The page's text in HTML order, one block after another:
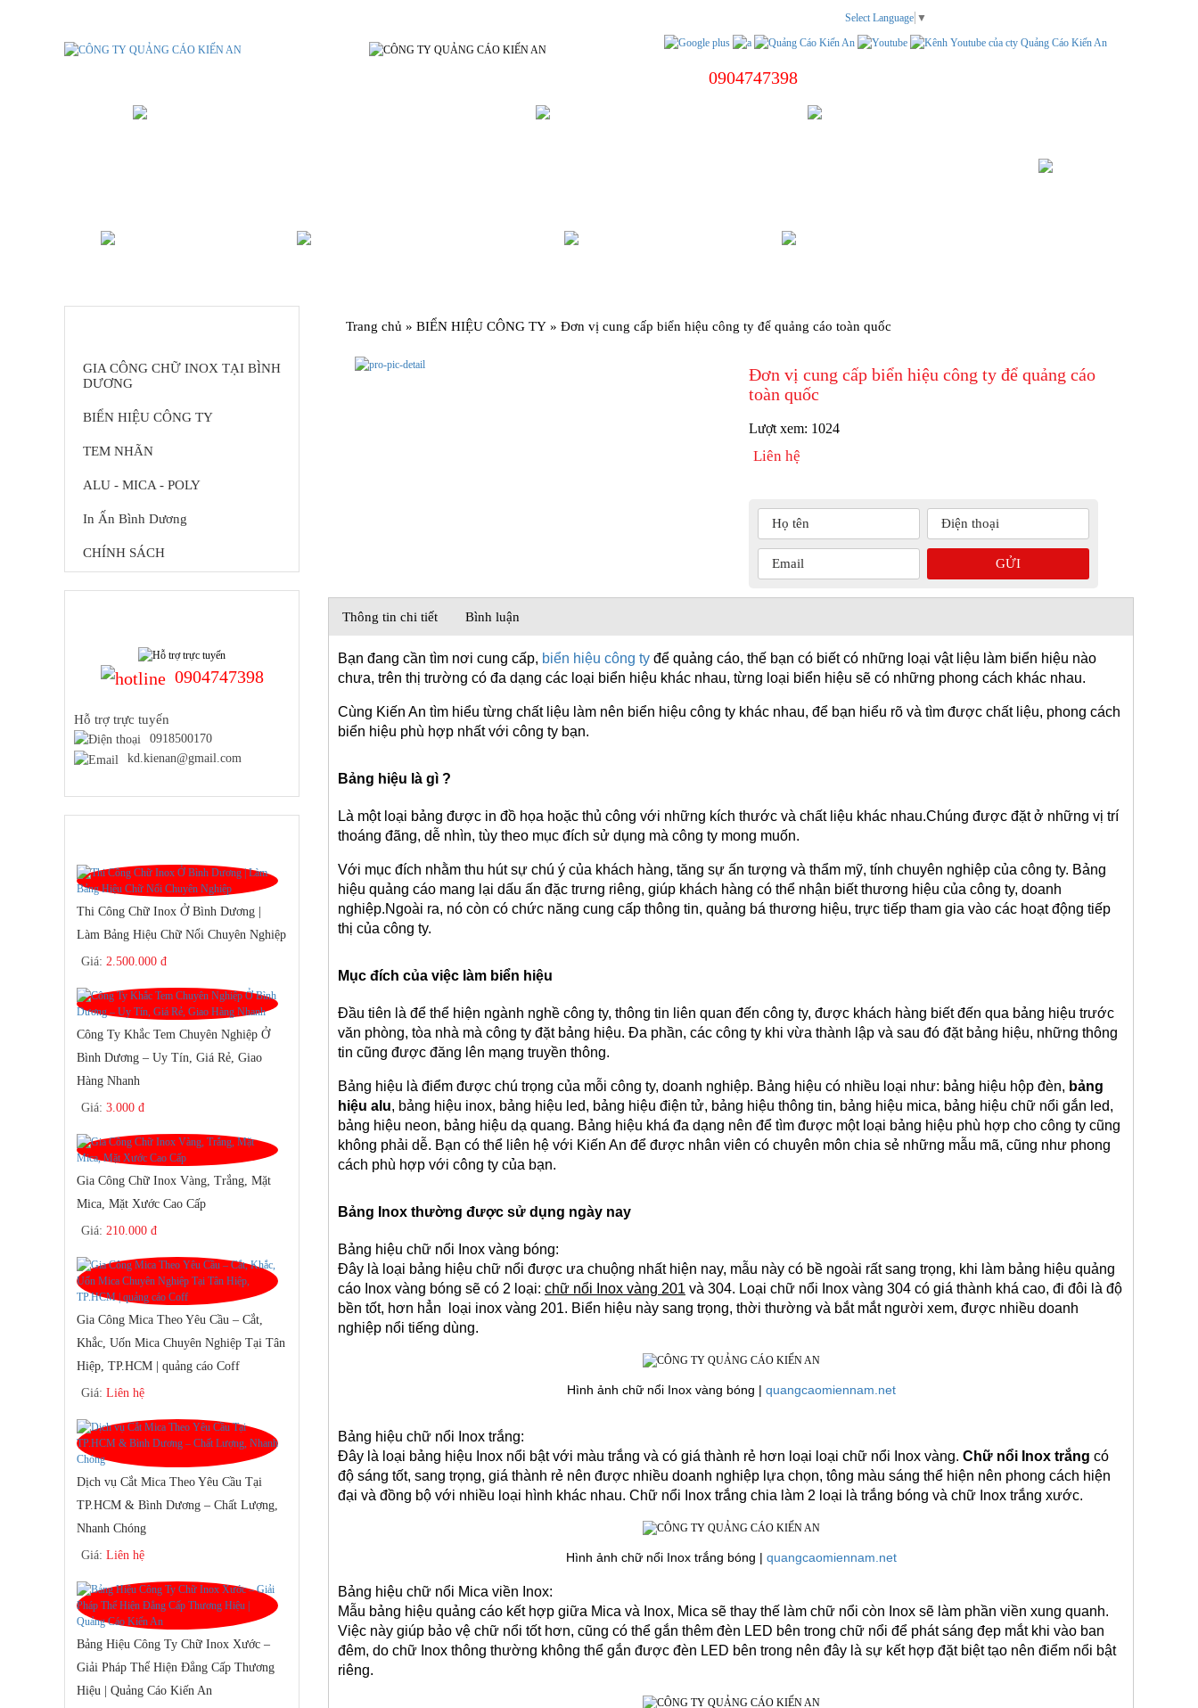
Select Language ▼
0904747398
GIA CÔNG CHỮ INOX TẠI BÌNH
DƯƠNG
BIỂN HIỆU CÔNG TY
TEM NHÃN
ALU - MICA - POLY
In Ấn Bình Dương
CHÍNH SÁCH
0904747398
Hỗ trợ trực tuyến
0918500170
kd.kienan@gmail.com
Thi Công Chữ Inox Ở Bình Dương |
Làm Bảng Hiệu Chữ Nổi Chuyên Nghiệp
Giá: 2.500.000 đ
Công Ty Khắc Tem Chuyên Nghiệp Ở
Bình Dương – Uy Tín, Giá Rẻ, Giao
Hàng Nhanh
Giá: 3.000 đ
Gia Công Chữ Inox Vàng, Trắng, Mặt
Mica, Mặt Xước Cao Cấp
Giá: 210.000 đ
Gia Công Mica Theo Yêu Cầu – Cắt,
Khắc, Uốn Mica Chuyên Nghiệp Tại Tân
Hiệp, TP.HCM | quảng cáo Coff
Giá: Liên hệ
Dịch vụ Cắt Mica Theo Yêu Cầu Tại
TP.HCM & Bình Dương – Chất Lượng,
Nhanh Chóng
Giá: Liên hệ
Bảng Hiệu Công Ty Chữ Inox Xước –
Giải Pháp Thể Hiện Đẳng Cấp Thương
Hiệu | Quảng Cáo Kiến An
Trang chủ » BIỂN HIỆU CÔNG TY » Đơn vị cung cấp biển hiệu công ty để quảng cáo toàn quốc
Đơn vị cung cấp biển hiệu công ty để quảng cáo
toàn quốc
Lượt xem: 1024
Liên hệ
Thông tin chi tiết Bình luận
Bạn đang cần tìm nơi cung cấp, biển hiệu công ty để quảng cáo, thế bạn có biết có những loại vật liệu làm biển hiệu nào
chưa, trên thị trường có đa dạng các loại biển hiệu khác nhau, từng loại biển hiệu sẽ có những phong cách khác nhau.
Cùng Kiến An tìm hiểu từng chất liệu làm nên biển hiệu công ty khác nhau, để bạn hiểu rõ và tìm được chất liệu, phong cách
biển hiệu phù hợp nhất với công ty bạn.
Bảng hiệu là gì ?
Là một loại bảng được in đồ họa hoặc thủ công với những kích thước và chất liệu khác nhau.Chúng được đặt ở những vị trí
thoáng đãng, dễ nhìn, tùy theo mục đích sử dụng mà công ty mong muốn.
Với mục đích nhằm thu hút sự chú ý của khách hàng, tăng sự ấn tượng và thẩm mỹ, tính chuyên nghiệp của công ty. Bảng
hiệu quảng cáo mang lại dấu ấn đặc trưng riêng, giúp khách hàng có thể nhận biết thương hiệu của công ty, doanh
nghiệp.Ngoài ra, nó còn có chức năng cung cấp thông tin, quảng bá thương hiệu, trực tiếp tham gia vào các hoạt động tiếp
thị của công ty.
Mục đích của việc làm biển hiệu
Đầu tiên là để thể hiện ngành nghề công ty, thông tin liên quan đến công ty, được khách hàng biết đến qua bảng hiệu trước
văn phòng, tòa nhà mà công ty đặt bảng hiệu. Đa phần, các công ty khi vừa thành lập và sau đó đặt bảng hiệu, những thông
tin cũng được đăng lên mạng truyền thông.
Bảng hiệu là điểm được chú trọng của mỗi công ty, doanh nghiệp. Bảng hiệu có nhiều loại như: bảng hiệu hộp đèn, bảng
hiệu alu, bảng hiệu inox, bảng hiệu led, bảng hiệu điện tử, bảng hiệu thông tin, bảng hiệu mica, bảng hiệu chữ nổi gắn led,
bảng hiệu neon, bảng hiệu dạ quang. Bảng hiệu khá đa dạng nên để tìm được một loại bảng hiệu phù hợp cho công ty cũng
không phải dễ. Bạn có thể liên hệ với Kiến An để được nhân viên có chuyên môn chia sẻ những mẫu mã, cũng như phong
cách phù hợp với công ty của bạn.
Bảng Inox thường được sử dụng ngày nay
Bảng hiệu chữ nổi Inox vàng bóng:
Đây là loại bảng hiệu chữ nổi được ưa chuộng nhất hiện nay, mẫu này có bề ngoài rất sang trọng, khi làm bảng hiệu quảng
cáo Inox vàng bóng sẽ có 2 loại: chữ nổi Inox vàng 201 và 304. Loại chữ nổi Inox vàng 304 có giá thành khá cao, đi đôi là độ
bền tốt, hơn hẳn  loại inox vàng 201. Biển hiệu này sang trọng, thời thường và bắt mắt người xem, được nhiều doanh
nghiệp nổi tiếng dùng.
Hình ảnh chữ nổi Inox vàng bóng | quangcaomiennam.net
Bảng hiệu chữ nổi Inox trắng:
Đây là loại bảng hiệu Inox nổi bật với màu trắng và có giá thành rẻ hơn loại loại chữ nổi Inox vàng. Chữ nổi Inox trắng có
độ sáng tốt, sang trọng, giá thành rẻ nên được nhiều doanh nghiệp lựa chọn, tông màu sáng thể hiện nên phong cách hiện
đại và đồng bộ với nhiều loại hình khác nhau. Chữ nổi Inox trắng chia làm 2 loại là trắng bóng và chữ Inox trắng xước.
Hình ảnh chữ nổi Inox trắng bóng | quangcaomiennam.net
Bảng hiệu chữ nổi Mica viền Inox:
Mẫu bảng hiệu quảng cáo kết hợp giữa Mica và Inox, Mica sẽ thay thế làm chữ nổi còn Inox sẽ làm phần viền xung quanh.
Việc này giúp bảo vệ chữ nổi tốt hơn, cũng có thể gắn thêm đèn LED bên trong chữ nổi để phát sáng đẹp mắt khi vào ban
đêm, do chữ Inox thông thường không thể gắn được đèn LED bên trong nên đây là sự kết hợp đặt biệt tạo nên điểm nổi bật
riêng.